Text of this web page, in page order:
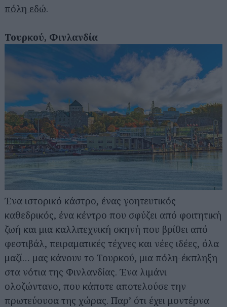
πόλη εδώ.
Τουρκού, Φινλανδία
Ένα ιστορικό κάστρο, ένας γοητευτικός
καθεδρικός, ένα κέντρο που σφύζει από φοιτητική
ζωή και μια καλλιτεχνική σκηνή που βρίθει από
φεστιβάλ, πειραματικές τέχνες και νέες ιδέες, όλα
μαζί… μας κάνουν το Τουρκού, μια πόλη-έκπληξη
στα νότια της Φινλανδίας. Ένα λιμάνι
ολοζώντανο, που κάποτε αποτελούσε την
πρωτεύουσα της χώρας. Παρ’ ότι έχει μοντέρνα